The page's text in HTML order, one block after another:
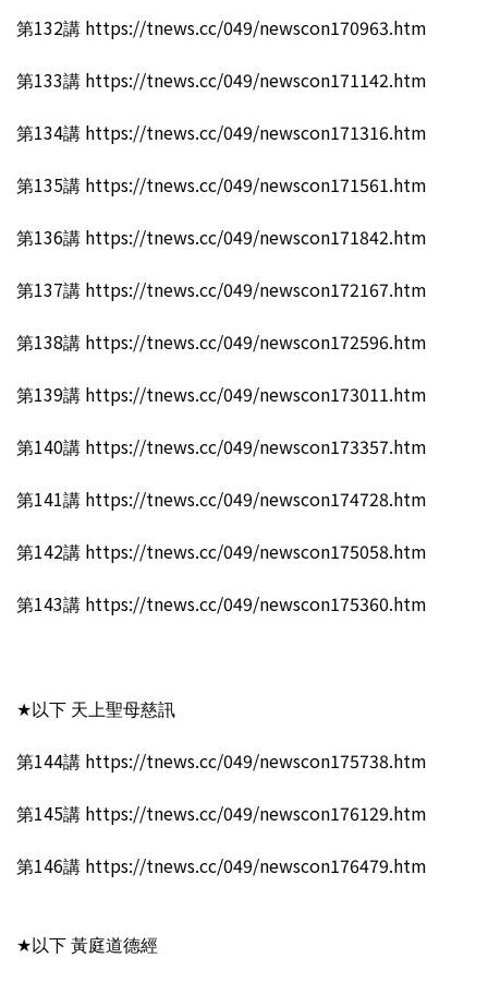
第132講 https://tnews.cc/049/newscon170963.htm
第133講 https://tnews.cc/049/newscon171142.htm
第134講 https://tnews.cc/049/newscon171316.htm
第135講 https://tnews.cc/049/newscon171561.htm
第136講 https://tnews.cc/049/newscon171842.htm
第137講 https://tnews.cc/049/newscon172167.htm
第138講 https://tnews.cc/049/newscon172596.htm
第139講 https://tnews.cc/049/newscon173011.htm
第140講 https://tnews.cc/049/newscon173357.htm
第141講 https://tnews.cc/049/newscon174728.htm
第142講 https://tnews.cc/049/newscon175058.htm
第143講 https://tnews.cc/049/newscon175360.htm
★以下 天上聖母慈訊
第144講 https://tnews.cc/049/newscon175738.htm
第145講 https://tnews.cc/049/newscon176129.htm
第146講 https://tnews.cc/049/newscon176479.htm
★以下 黃庭道德經